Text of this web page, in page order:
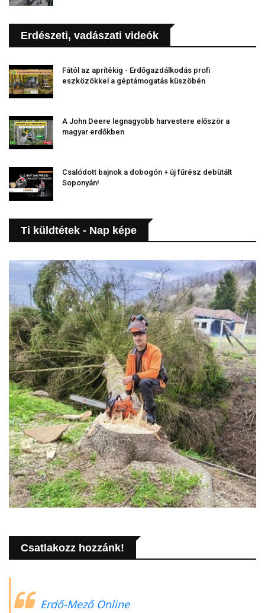
Erdészeti, vadászati videók
Fától az aprítékig - Erdőgazdálkodás profi
eszközökkel a géptámogatás küszöbén
A John Deere legnagyobb harvestere először a
magyar erdőkben
Csalódott bajnok a dobogón + új fűrész debütált
Soponyán!
Ti küldtétek - Nap képe
Csatlakozz hozzánk!
Erdő-Mező Online